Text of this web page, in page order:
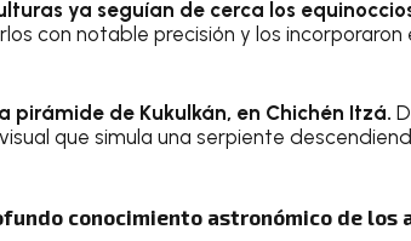
ya seguían de cerca los
con notable precisión y los incorporaron
pirámide de Kukulkán, en Chichén Itzá.
que simula una serpiente
conocimiento astronómico de los